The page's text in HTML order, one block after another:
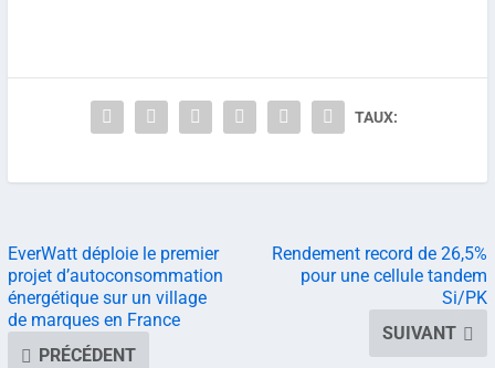
TAUX:
EverWatt déploie le premier
projet d’autoconsommation
énergétique sur un village
de marques en France
PRÉCÉDENT
Rendement record de 26,5%
pour une cellule tandem
Si/PK
SUIVANT